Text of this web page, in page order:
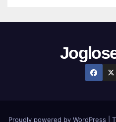
Proudly powered by WordPress